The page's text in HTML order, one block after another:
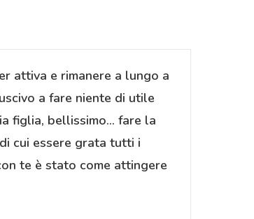
attiva e rimanere a lungo a
a fare niente di utile
figlia, bellissimo… fare la
cui essere grata tutti i
te è stato come attingere